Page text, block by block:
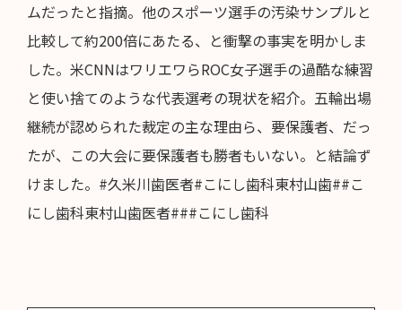
ムだったと指摘。他のスポーツ選手の汚染サンプルと
比較して約200倍にあたる、と衝撃の事実を明かしま
した。米CNNはワリエワらROC女子選手の過酷な練習
と使い捨てのような代表選考の現状を紹介。五輪出場
継続が認められた裁定の主な理由ら、要保護者、だっ
たが、この大会に要保護者も勝者もいない。と結論ず
けました。#久米川歯医者#こにし歯科東村山歯##こ
にし歯科東村山歯医者###こにし歯科